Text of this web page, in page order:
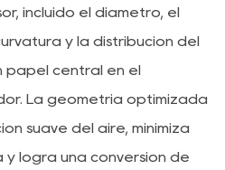
incluido el diámetro, el
y la distribución del
papel central en el
La geometría optimizada
suave del aire, minimiza
y logra una conversión de